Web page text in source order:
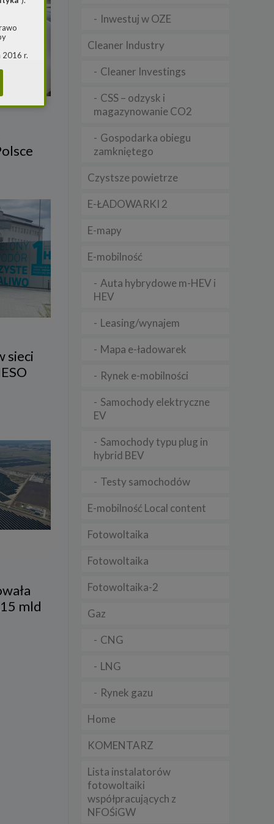
sieci
mld
Inwestuj w OZE
Cleaner Industry
Cleaner Investings
CSS – odzysk i
magazynowanie CO2
Gospodarka obiegu
zamkniętego
Czystsze powietrze
E-ŁADOWARKI 2
E-mapy
E-mobilność
Auta hybrydowe m-HEV i
HEV
Leasing/wynajem
Mapa e-ładowarek
Rynek e-mobilności
Samochody elektryczne
EV
Samochody typu plug in
hybrid BEV
Testy samochodów
E-mobilność Local content
Fotowoltaika
Fotowoltaika
Fotowoltaika-2
Gaz
CNG
LNG
Rynek gazu
Home
KOMENTARZ
Lista instalatorów
fotowoltaiki
współpracujących z
NFOŚiGW
2016 r.
jest
przy
w
że